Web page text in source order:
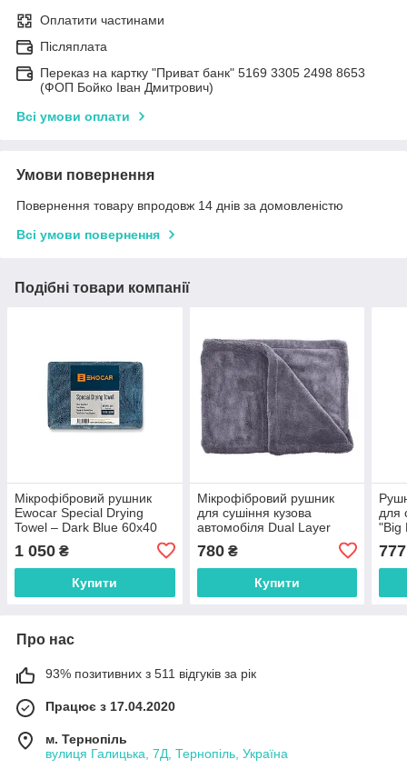
Оплатити частинами
Післяплата
Переказ на картку "Приват банк" 5169 3305 2498 8653
(ФОП Бойко Іван Дмитрович)
Всі умови оплати
Умови повернення
Повернення товару впродовж 14 днів за домовленістю
Всі умови повернення
Подібні товари компанії
Мікрофібровий рушник
Ewocar Special Drying
Towel – Dark Blue 60x40
1 050 ₴
Купити
Мікрофібровий рушник
для сушіння кузова
автомобіля Dual Layer
1400 gsm сірий
780₴
Купити
для
"Big
777
Про нас
93% позитивних з 511 відгуків за рік
Працює з 17.04.2020
м. Тернопіль
вулиця Галицька, 7Д, Тернопіль, Україна